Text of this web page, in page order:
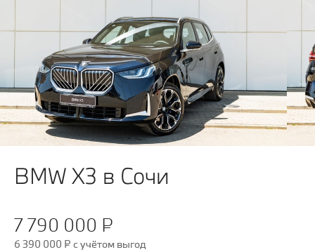
BMW X3 в Сочи
7 790 000 ₽
6 390 000 ₽ c учётом выгод